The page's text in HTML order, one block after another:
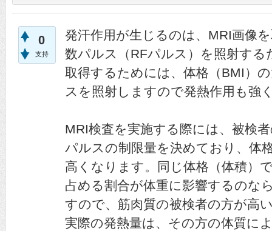
0
支持
発汗作用が生じるのは、MRI画像
数パルス（RFパルス）を照射す
取得するためには、体格（BMI）
スを照射しますので発熱作用も強
MRI検査を実施する際には、被検
パルスの制限量を決めており、体
高くなります。同じ体格（体積）
占める割合が体重に影響するのな
すので、筋肉質の被検者の方が高
実際の発熱量は、その方の体質に